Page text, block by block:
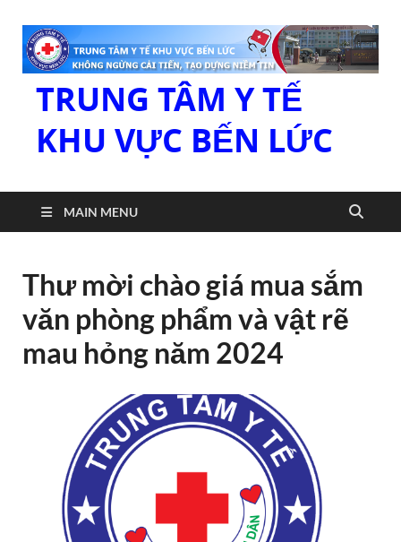
TRUNG TÂM Y TẾ
KHU VỰC BẾN LỨC
MAIN MENU
Thư mời chào giá mua sắm
văn phòng phẩm và vật rẽ
mau hỏng năm 2024